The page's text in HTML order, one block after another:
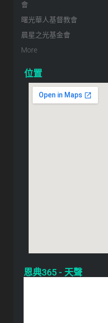
會
曙光華人基督教會
晨星之光基金會
More
位置
恩典365 - 天聲